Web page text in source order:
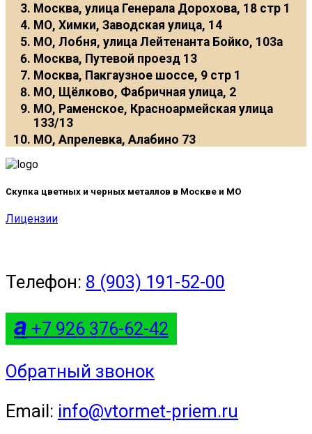
Москва, улица Генерала Дорохова, 18 стр 1
МО, Химки, Заводская улица, 14
МО, Лобня, улица Лейтенанта Бойко, 103а
Москва, Путевой проезд 13
Москва, Пакгаузное шоссе, 9 стр 1
МО, Щёлково, Фабричная улица, 2
МО, Раменское, Красноармейская улица
133/13
МО, Апрелевка, Алабино 73
Скупка цветных и черных металлов в Москве и МО
Лицензии
Телефон: 8 (903) 191-52-00
a +7 926 376-62-42
Обратный звонок
Email: info@vtormet-priem.ru